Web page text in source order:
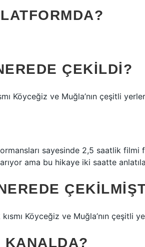
ÇEKILDI?
Köyceğiz ve Muğla’nın çeşitli
sayesinde 2,5 saatlik filmi
ama bu hikaye iki saatte
Köyceğiz ve Muğla’nın çeşitli
KANALDA?